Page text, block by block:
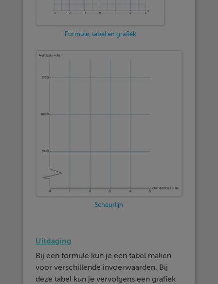
Formule, tabel en grafiek
Scheurlijn
Uitdaging
Bij een formule kun je een tabel maken
voor verschillende invoerwaarden. Bij
deze tabel kun je vervolgens een grafiek